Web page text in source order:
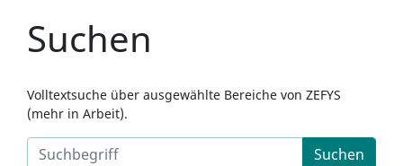
Suchen
Volltextsuche über ausgewählte Bereiche von ZEFYS
(mehr in Arbeit).
Suchen